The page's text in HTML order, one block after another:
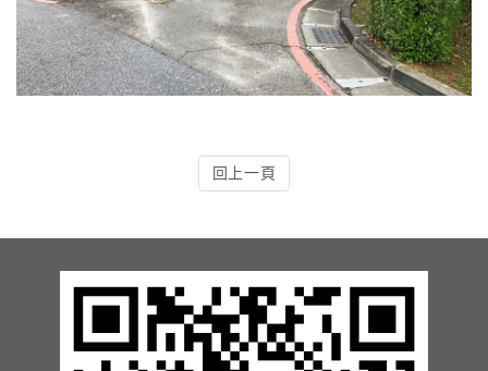
7.人員管制機系列實績
8.長距離讀卡機系列實績
10.反向尋車系統實績
12.周邊配備-滿車燈箱實績
13.周邊配備-防撞條實績
回上一頁